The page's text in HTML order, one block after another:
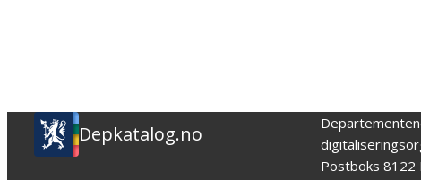
Depkatalog.no
Postboks 8122